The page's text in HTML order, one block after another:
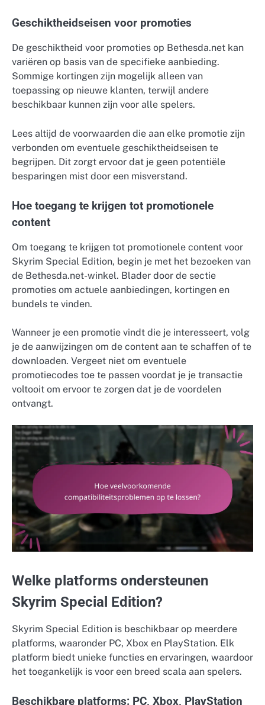
Geschiktheidseisen voor promoties
De geschiktheid voor promoties op Bethesda.net kan
variëren op basis van de specifieke aanbieding.
Sommige kortingen zijn mogelijk alleen van
toepassing op nieuwe klanten, terwijl andere
beschikbaar kunnen zijn voor alle spelers.
Lees altijd de voorwaarden die aan elke promotie zijn
verbonden om eventuele geschiktheidseisen te
begrijpen. Dit zorgt ervoor dat je geen potentiële
besparingen mist door een misverstand.
Hoe toegang te krijgen tot promotionele
content
Om toegang te krijgen tot promotionele content voor
Skyrim Special Edition, begin je met het bezoeken van
de Bethesda.net-winkel. Blader door de sectie
promoties om actuele aanbiedingen, kortingen en
bundels te vinden.
Wanneer je een promotie vindt die je interesseert, volg
je de aanwijzingen om de content aan te schaffen of te
downloaden. Vergeet niet om eventuele
promotiecodes toe te passen voordat je je transactie
voltooit om ervoor te zorgen dat je de voordelen
ontvangt.
Welke platforms ondersteunen
Skyrim Special Edition?
Skyrim Special Edition is beschikbaar op meerdere
platforms, waaronder PC, Xbox en PlayStation. Elk
platform biedt unieke functies en ervaringen, waardoor
het toegankelijk is voor een breed scala aan spelers.
Beschikbare platforms: PC, Xbox, PlayStation